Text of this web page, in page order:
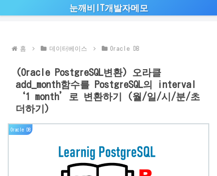
눈깨비IT개발자메모
홈 데이터베이스 Oracle DB
(Oracle PostgreSQL변환) 오라클
add_month함수를 PostgreSQL의 interval
‘1 month’로 변환하기 (월/일/시/분/초
더하기)
Oracle DB